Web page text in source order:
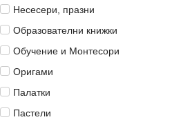
Несесери, празни
Образователни книжки
Обучение и Монтесори
Оригами
Палатки
Пастели